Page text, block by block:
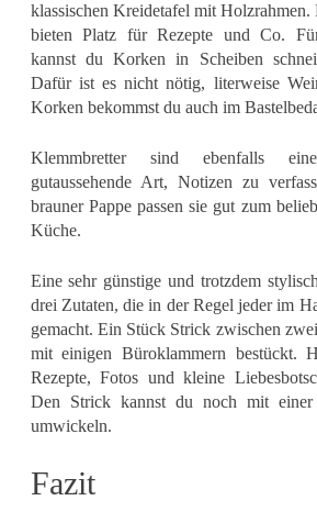
klassischen Kreidetafel mit
bieten Platz für Rezepte und Co.
kannst du Korken in Scheiben
Dafür ist es nicht nötig, literweise
Korken bekommst du auch im
Klemmbretter sind ebenfalls
gutaussehende Art, Notizen zu
brauner Pappe passen sie gut zum
Küche.
Eine sehr günstige und trotzdem
drei Zutaten, die in der Regel jeder im
gemacht. Ein Stück Strick zwischen
mit einigen Büroklammern bestückt.
Rezepte, Fotos und kleine
Den Strick kannst du noch mit
umwickeln.
Fazit